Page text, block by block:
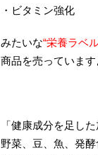
・ビタミン強化
みたいな“栄養ラベ
商品を売っています
「健康成分を足し
野菜、豆、魚、発